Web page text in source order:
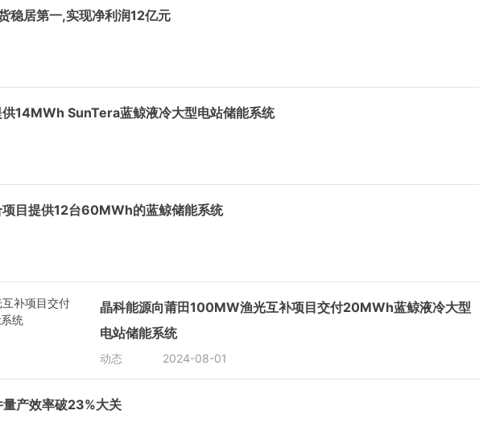
稳居第一,实现净利润12亿元
14MWh SunTera蓝鲸液冷大型电站储能系统
目提供12台60MWh的蓝鲸储能系统
晶科能源向莆田100MW渔光互补项目交付20MWh蓝鲸液冷大型
电站储能系统
动态 2024-08-01
产效率破23%大关